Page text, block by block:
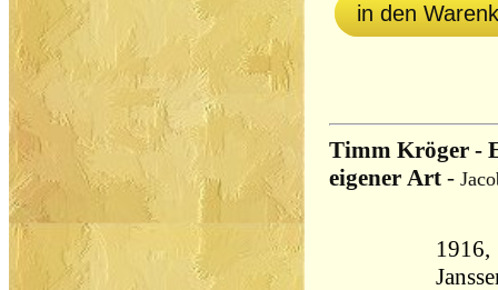
in den
Timm Kröger -
eigener Art -